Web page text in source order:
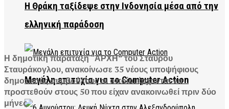
Η Θράκη ταξίδεψε στην Ινδονησία μέσα από την
ελληνική παράδοση
Μεγάλη επιτυχία για το Computer Action
Η δημοτική παράταξη “ΑΡΧΗ” του Σταύρου
Σταυράκογλου, ανακοίνωσε 35 νέους υποψήφιους
δημοτικούς συμβούλους οι οποίοι έρχονται να
προστεθούν στους 50 που είχαν ανακοινωθεί πριν δύο
μήνες.